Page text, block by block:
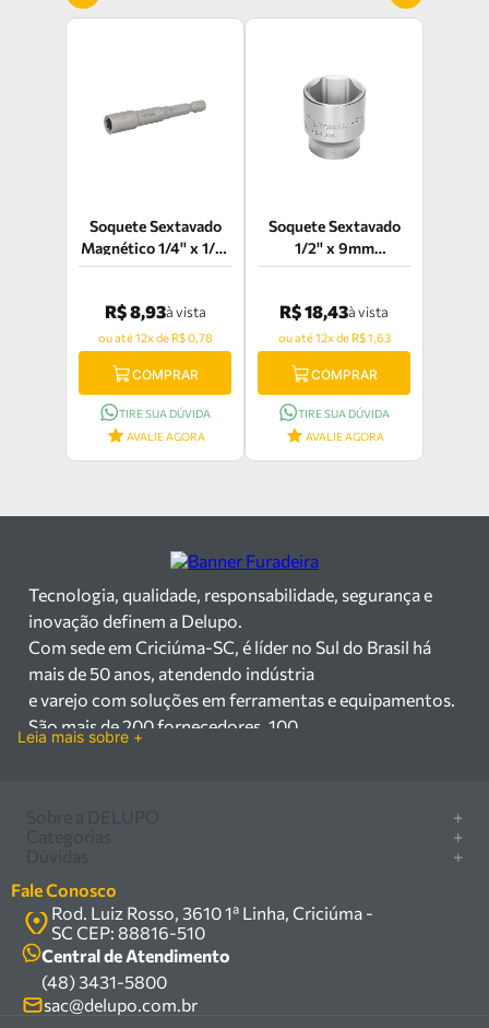
Soquete Sextavado
Magnético 1/4'' x 1/4''
Vonder -
R$ 8,93à vista
ou até 12x de R$ 0,78
COMPRAR
TIRE SUA DÚVIDA
AVALIE AGORA
Soquete Sextavado
1/2'' x 9mm
Tramontina Pro -
R$ 18,43à vista
ou até 12x de R$ 1,63
COMPRAR
TIRE SUA DÚVIDA
AVALIE AGORA
Tecnologia, qualidade, responsabilidade, segurança e
inovação definem a Delupo.
Com sede em Criciúma-SC, é líder no Sul do Brasil há
mais de 50 anos, atendendo indústria
e varejo com soluções em ferramentas e equipamentos.
São mais de 200 fornecedores, 100
equipamentos industriais no Sul do Brasil. Com sede em
Criciúma – SC, atendemos os
setores industrial e varejista com um amplo portfólio de
produtos à pronta entrega.
Trabalhamos com mais de 200 fornecedores parceiros e
um estoque com mais de
100.000 itens, incluindo máquinas, ferramentas
Leia mais sobre +
+
Marcas
Política de privacidade
Política de entrega
Termos e condições
Fale conosco
+
Serra circular
Compressor
Caixa Organizadora
Carrinho Armazém
Kits
+
Como comprar
Central de ajuda
Troca, devolução e garantia
Fale Conosco
Rod. Luiz Rosso, 3610 1ª Linha, Criciúma -
SC CEP: 88816-510
Central de Atendimento
(48) 3431-5800
sac@delupo.com.br